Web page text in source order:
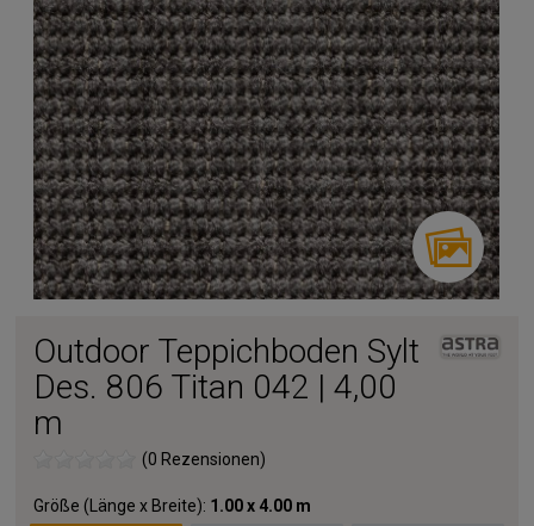
Outdoor Teppichboden Sylt
Des. 806 Titan 042 | 4,00
m
(0 Rezensionen)
Größe (Länge x Breite): 1.00 x 4.00 m